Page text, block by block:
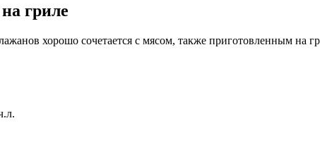
гриле
хорошо сочетается с мясом, также приготовленным на